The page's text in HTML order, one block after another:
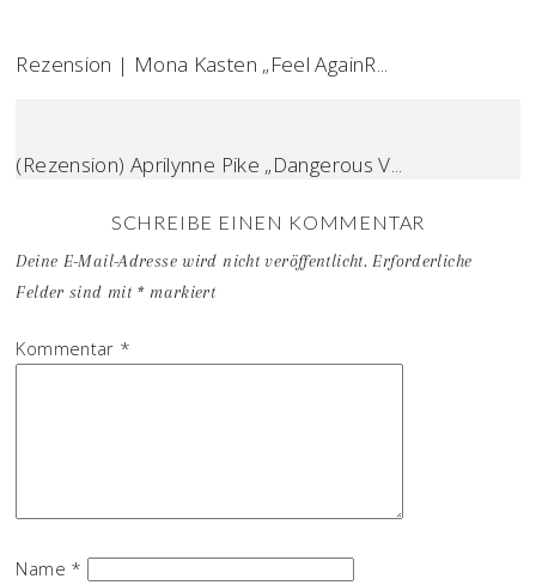
Rezension | Mona Kasten „Feel AgainR...
(Rezension) Aprilynne Pike „Dangerous V...
SCHREIBE EINEN KOMMENTAR
Deine E-Mail-Adresse wird nicht veröffentlicht. Erforderliche
Felder sind mit *markiert
Kommentar *
Name *